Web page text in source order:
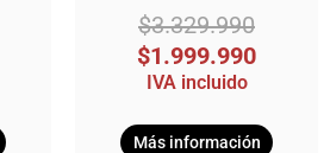
$3.329.990
$1.999.990
IVA incluido
Más información